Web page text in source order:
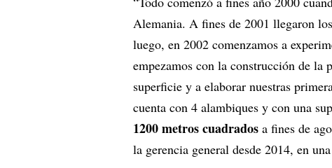
Alemania. A fines de 2001 llegaron
luego, en 2002 comenzamos a
empezamos con la construcción de la
superficie y a elaborar nuestras
cuenta con 4 alambiques y con una
1200 metros cuadrados a fines de
la gerencia general desde 2014, en